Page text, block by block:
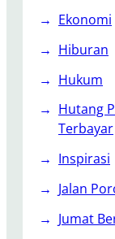
Ekonomi
Hiburan
Hukum
Hutang
Terbayar
Inspirasi
Jalan
Jumat